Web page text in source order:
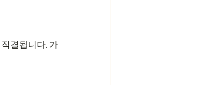
결됩니다. 가